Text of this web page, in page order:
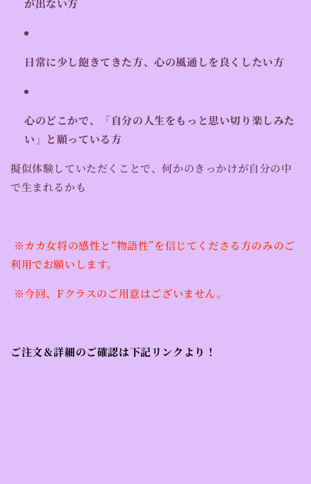
日常に少し飽きてきた方、心の風通しを良くしたい方
心のどこかで、「自分の人生をもっと思い切り楽しみた
い」と願っている方
擬似体験していただくことで、何かのきっかけが自分の中
で生まれるかも
※カカ女将の感性と“物語性”を信じてくださる方のみのご
利用でお願いします。
※今回、Fクラスのご用意はございません。
ご注文＆詳細のご確認は下記リンクより！